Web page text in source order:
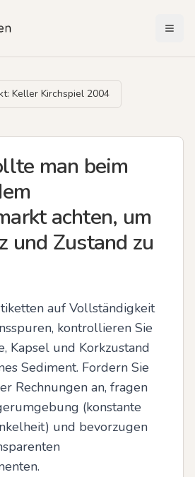
Keller Kirchspiel 2004
man beim
achten, um
und Zustand zu
auf Vollständigkeit
kontrollieren Sie
Kapsel und Korkzustand
Sediment. Fordern Sie
Rechnungen an, fragen
(konstante
und bevorzugen